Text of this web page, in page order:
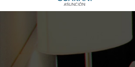
SU HABITACIÓN